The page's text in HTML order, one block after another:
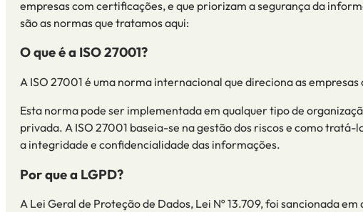
empresas com certificações, e que priorizam a segurança da
são as normas que tratamos aqui:
O que é a ISO27001?
A ISO 27001 é uma norma internacional que direciona as empresas
Esta norma pode ser implementada em qualquer tipo de
privada. A ISO 27001 baseia-se na gestão dos riscos e como tratá-
a integridade e confidencialidade das informações.
Por que a LGPD?
A Lei Geral de Proteção de Dados, Lei Nº 13.709, foi sancionada